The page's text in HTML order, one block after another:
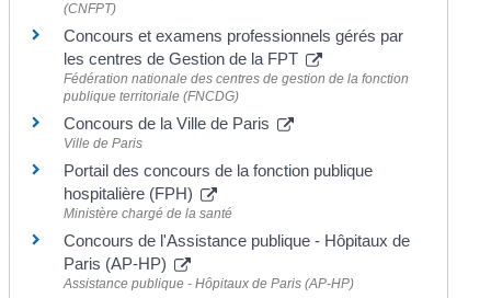
(CNFPT)
Concours et examens professionnels gérés par
les centres de Gestion de la FPT
Fédération nationale des centres de gestion de la fonction
publique territoriale (FNCDG)
Concours de la Ville de Paris
Ville de Paris
Portail des concours de la fonction publique
hospitalière (FPH)
Ministère chargé de la santé
Concours de l'Assistance publique - Hôpitaux de
Paris (AP-HP)
Assistance publique - Hôpitaux de Paris (AP-HP)